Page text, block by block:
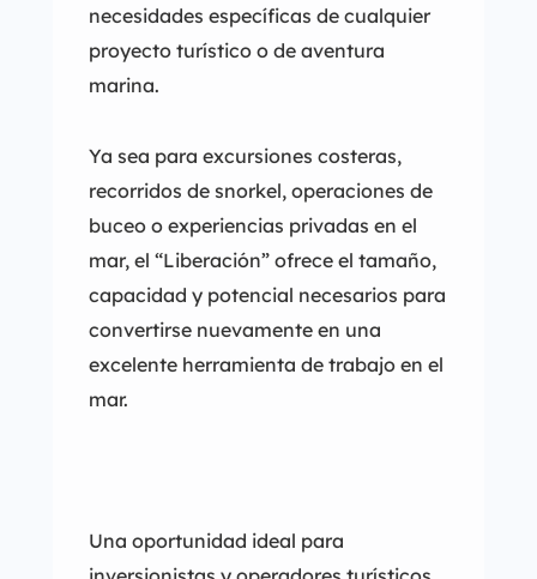
necesidades específicas de cualquier
proyecto turístico o de aventura
marina.
Ya sea para excursiones costeras,
recorridos de snorkel, operaciones de
buceo o experiencias privadas en el
mar, el “Liberación” ofrece el tamaño,
capacidad y potencial necesarios para
convertirse nuevamente en una
excelente herramienta de trabajo en el
mar.
Una oportunidad ideal para